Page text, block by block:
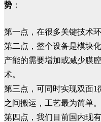
势 ：
第一点，在很多关键技术
第二点，整个设备是模块
产能的需要增加或减少膜
术。
第三点，可同时实现双面
之间搬运，工艺最为简单。
第四点，我们目前国内现